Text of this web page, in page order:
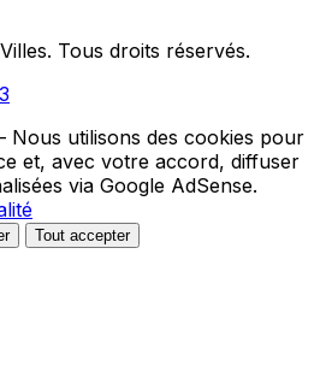
Tous droits réservés.
Nous utilisons des cookies pour
et, avec votre accord, diffuser
via Google AdSense.
Tout accepter